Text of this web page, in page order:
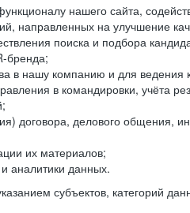
нашего сайта,
направленных на улучшение
поиска и подбора
бренда;
в нашу компанию и для ведения
в командировки, учёта
договора, делового общения,
их материалов;
аналитики данных.
субъектов, категорий